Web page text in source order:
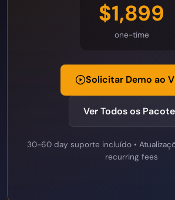
$1,899
one-time
Solicitar Demo ao
Ver Todos os
30-60 day suporte incluído •
recurring fees